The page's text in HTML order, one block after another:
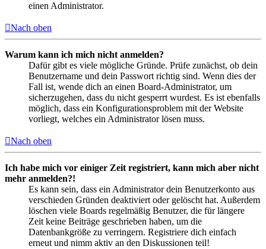
einen Administrator.
Nach oben
Warum kann ich mich nicht anmelden?
Dafür gibt es viele mögliche Gründe. Prüfe zunächst, ob dein
Benutzername und dein Passwort richtig sind. Wenn dies der
Fall ist, wende dich an einen Board-Administrator, um
sicherzugehen, dass du nicht gesperrt wurdest. Es ist ebenfalls
möglich, dass ein Konfigurationsproblem mit der Website
vorliegt, welches ein Administrator lösen muss.
Nach oben
Ich habe mich vor einiger Zeit registriert, kann mich aber nicht
mehr anmelden?!
Es kann sein, dass ein Administrator dein Benutzerkonto aus
verschieden Gründen deaktiviert oder gelöscht hat. Außerdem
löschen viele Boards regelmäßig Benutzer, die für längere
Zeit keine Beiträge geschrieben haben, um die
Datenbankgröße zu verringern. Registriere dich einfach
erneut und nimm aktiv an den Diskussionen teil!